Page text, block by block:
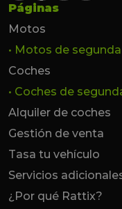
Páginas
Motos
• Motos de
Coches
• Coches de
Alquiler de coches
Gestión de venta
Tasa tu vehículo
Servicios
¿Por qué Rattix?